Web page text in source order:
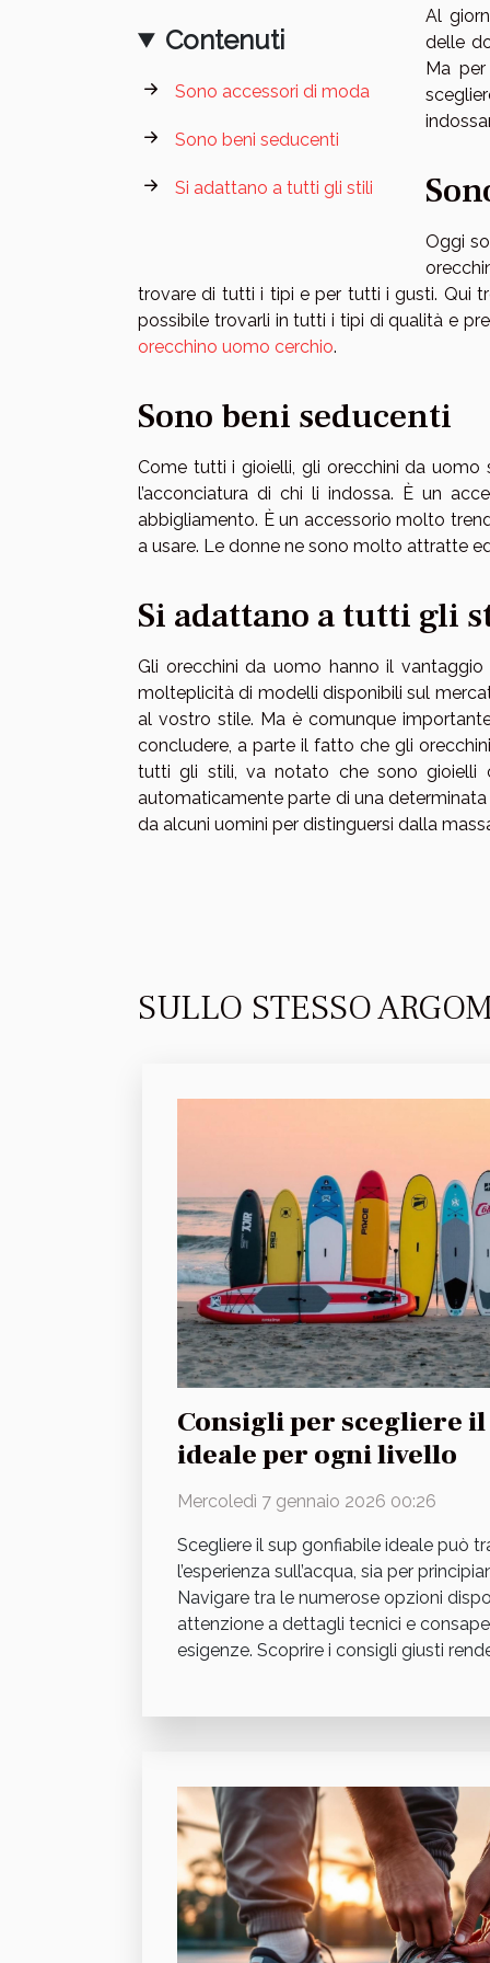
Contenuti
Sono accessori di moda
Sono beni seducenti
Si adattano a tutti gli stili
Al
delle
Ma
Oggi
trovare di tutti i tipi e per tutti i gusti. Qui
possibile trovarli in tutti i tipi di qualità e
orecchino uomo cerchio.
Sono beni seducenti
Come tutti i gioielli, gli orecchini da
l’acconciatura di chi li indossa. È un
abbigliamento. È un accessorio molto
a usare. Le donne ne sono molto attratte
Si adattano a tutti gli
Gli orecchini da uomo hanno il
molteplicità di modelli disponibili sul
al vostro stile. Ma è comunque
concludere, a parte il fatto che gli
tutti gli stili, va notato che sono gioielli
automaticamente parte di una
da alcuni uomini per distinguersi dalla
SULLO STESSO
Consigli per scegliere
ideale per ogni livello
Mercoledì 7 gennaio 2026 00:26
Scegliere il sup gonfiabile ideale può
l’esperienza sull’acqua, sia per
Navigare tra le numerose opzioni
attenzione a dettagli tecnici e
esigenze. Scoprire i consigli giusti